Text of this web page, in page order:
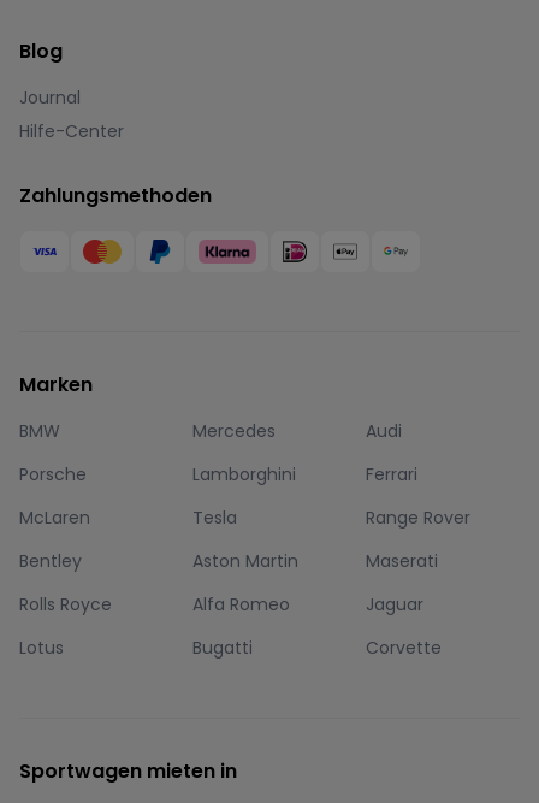
Blog
Journal
Hilfe-Center
Zahlungsmethoden
Marken
BMW Mercedes
Audi
Porsche
Lamborghini
Ferrari
McLaren
Tesla
Range Rover
Bentley
Aston Martin
Maserati
Rolls Royce
Alfa Romeo
Jaguar
Lotus
Bugatti Corvette
Sportwagen mieten in